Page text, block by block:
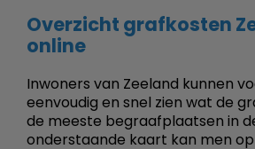
Overzicht grafkosten
online
Inwoners van Zeeland kunnen
eenvoudig en snel zien wat de
de meeste begraafplaatsen in
onderstaande kaart kan men